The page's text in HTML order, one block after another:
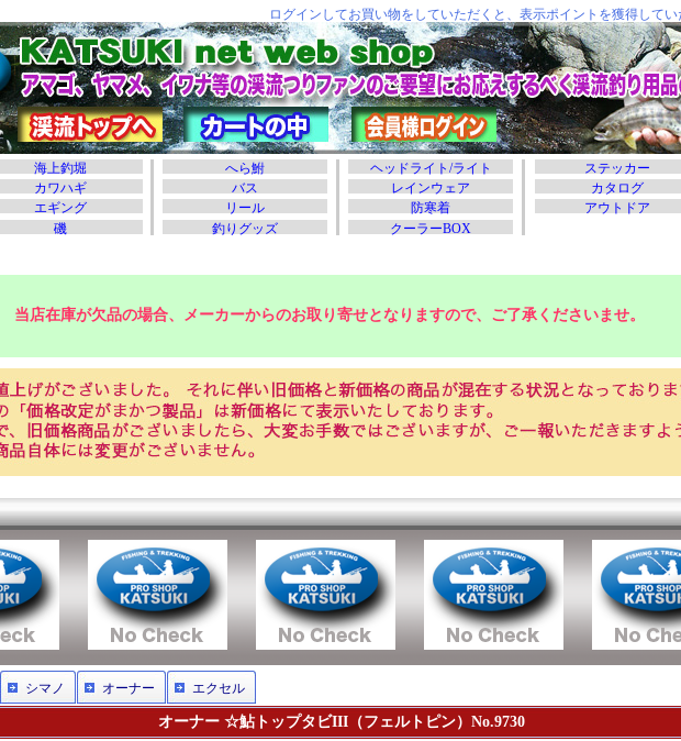
当店在庫が欠品の場合、メーカーからのお取り寄せとなりますので、ご了承くださいませ。
シマノ オーナー エクセル
オーナー ☆鮎トップタビIII（フェルトピン）No.9730